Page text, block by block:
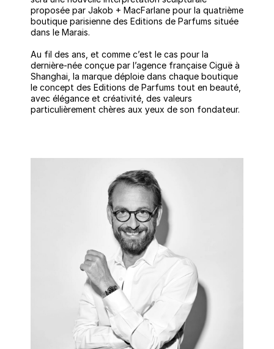
proposée par Jakob + MacFarlane pour la quatrième
boutique parisienne des Editions de Parfums située
dans le Marais.
Au fil des ans, et comme c’est le cas pour la
dernière-née conçue par l’agence française Ciguë à
Shanghai, la marque déploie dans chaque boutique
le concept des Editions de Parfums tout en beauté,
avec élégance et créativité, des valeurs
particulièrement chères aux yeux de son fondateur.